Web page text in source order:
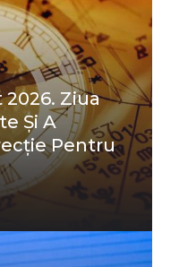
Ziua
Și A
Pentru